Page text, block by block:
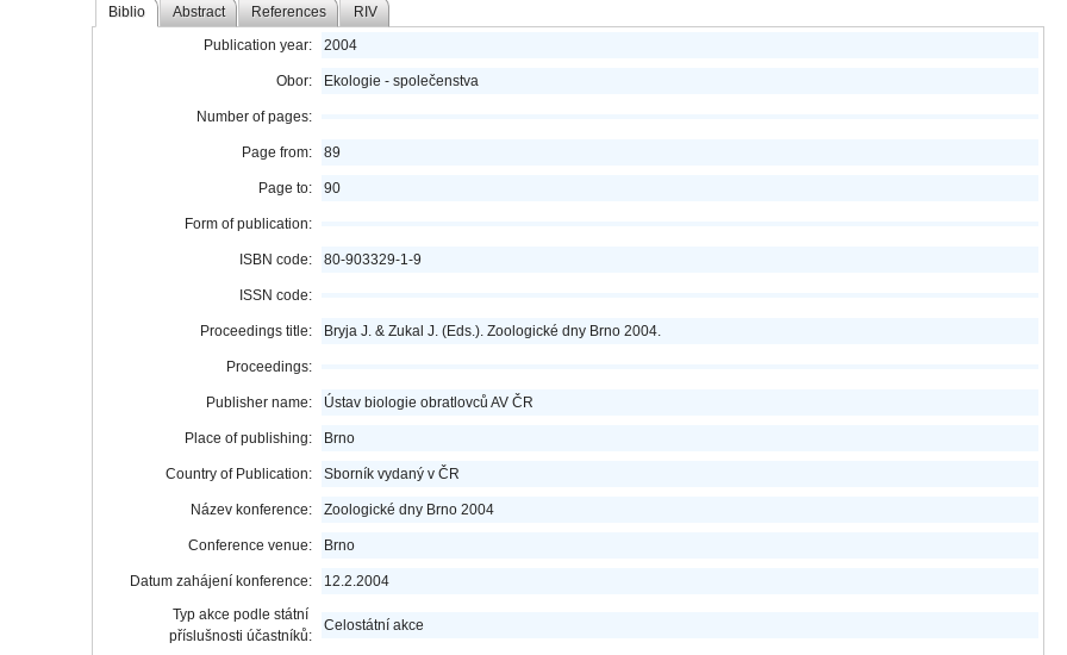
Biblio Abstract References RIV
Publication year: 2004
Obor: Ekologie - společenstva
Number of pages:
Page from: 89
Page to: 90
Form of publication:
ISBN code: 80-903329-1-9
ISSN code:
Proceedings title: Bryja J. & Zukal J. (Eds.). Zoologické dny Brno 2004.
Proceedings:
Publisher name: Ústav biologie obratlovců AV ČR
Place of publishing: Brno
Country of Publication: Sborník vydaný v ČR
Název konference: Zoologické dny Brno 2004
Conference venue: Brno
Datum zahájení konference:
12.2.2004
Typ akce podle státní
příslušnosti účastníků:
Celostátní akce